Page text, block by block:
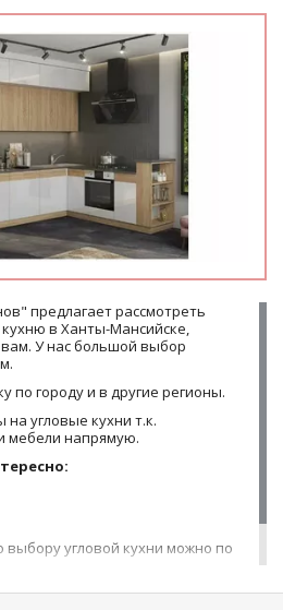
предлагает рассмотреть
в Ханты-Мансийске,
У нас большой выбор
по городу и в другие регионы.
угловые кухни т.к.
мебели напрямую.
выбору угловой кухни можно по